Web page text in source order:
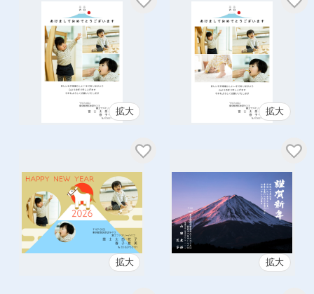
拡大 拡大
拡大 拡大